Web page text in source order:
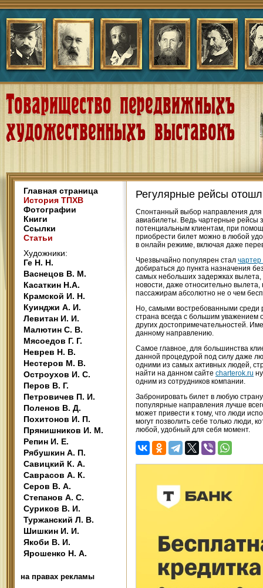
Главная страница
История ТПХВ
Фотографии
Книги
Ссылки
Статьи
Художники:
Ге Н. Н.
Васнецов В. М.
Касаткин Н.А.
Крамской И. Н.
Куинджи А. И.
Левитан И. И.
Малютин С. В.
Мясоедов Г. Г.
Неврев Н. В.
Нестеров М. В.
Остроухов И. С.
Перов В. Г.
Петровичев П. И.
Поленов В. Д.
Похитонов И. П.
Прянишников И. М.
Репин И. Е.
Рябушкин А. П.
Савицкий К. А.
Саврасов А. К.
Серов В. А.
Степанов А. С.
Суриков В. И.
Туржанский Л. В.
Шишкин И. И.
Якоби В. И.
Ярошенко Н. А.
на правах рекламы
Регулярные рейсы
Спонтанный выбор направления для
авиабилеты. Ведь чартерные рейсы
потенциальным клиентам, при
приобрести билет можно в любой
в онлайн режиме, включая даже
Чрезвычайно популярен стал чартер
добираться до пункта назначения
самых небольших задержках вылета,
новости, даже относительно
пассажирам абсолютно не о чем
Но, самыми востребованными
страна всегда с большим уважением
других достопримечательностей.
данному направлению.
Самое главное, для большинства
данной процедурой под силу даже
одними из самых активных людей,
найти на данном сайте charterok.ru
одним из сотрудников компании.
Забронировать билет в любую
популярные направления лучше
может привести к тому, что люди
могут позволить себе только люди,
любой, удобный для себя момент.